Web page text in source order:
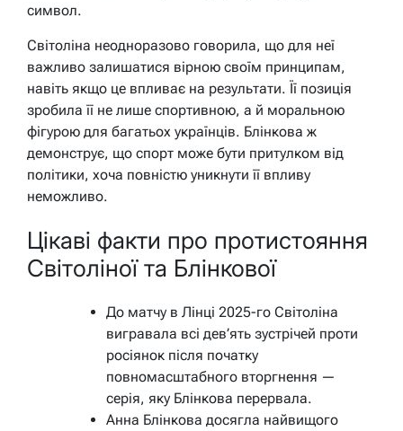
символ.
Світоліна неодноразово говорила, що для неї
важливо залишатися вірною своїм принципам,
навіть якщо це впливає на результати. Її позиція
зробила її не лише спортивною, а й моральною
фігурою для багатьох українців. Блінкова ж
демонструє, що спорт може бути притулком від
політики, хоча повністю уникнути її впливу
неможливо.
Цікаві факти про протистояння
Світоліної та Блінкової
До матчу в Лінці 2025-го Світоліна
вигравала всі дев’ять зустрічей проти
росіянок після початку
повномасштабного вторгнення —
серія, яку Блінкова перервала.
Анна Блінкова досягла найвищого